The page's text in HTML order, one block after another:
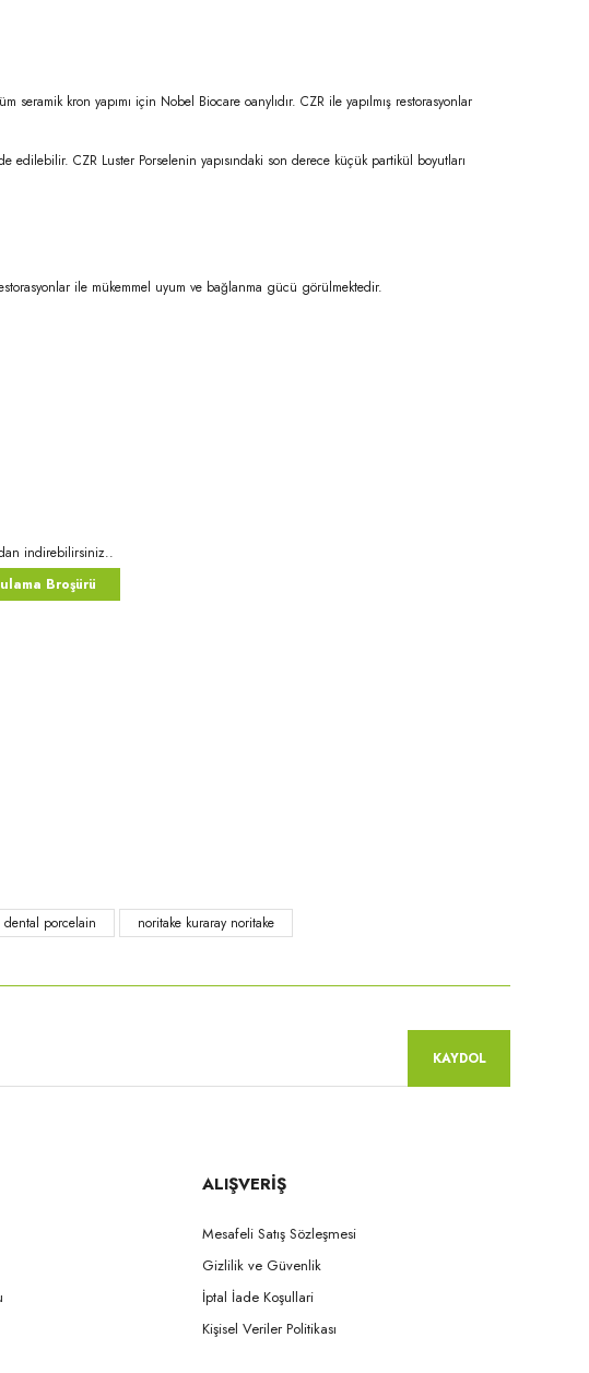
kron yapımı için Nobel Biocare oanylıdır. CZR ile yapılmış restorasyonlar
edilebilir. CZR Luster Porselenin yapısındaki son derece küçük partikül boyutları
ile mükemmel uyum ve bağlanma gücü görülmektedir.
indirebilirsiniz..
Broşürü
dental porcelain noritake kuraray noritake
KAYDOL
ALIŞVERİŞ
Mesafeli Satış Sözleşmesi
Gizlilik ve Güvenlik
İptal İade Koşullari
Kişisel Veriler Politikası